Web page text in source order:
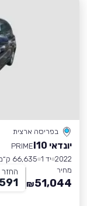
בפריסה ארצית
יונדאי I10
PRIME
2022 יד 1
66,635 ק״מ
מחיר
51,044
₪
591